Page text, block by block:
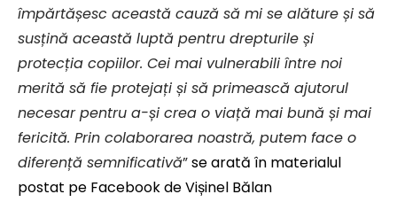
împărtășesc această cauză să mi se alăture și să
susțină această luptă pentru drepturile și
protecția copiilor. Cei mai vulnerabili între noi
merită să fie protejați și să primească ajutorul
necesar pentru a-și crea o viață mai bună și mai
fericită. Prin colaborarea noastră, putem face o
diferență semnificativă”se arată în materialul
postat pe Facebook de Vișinel Bălan